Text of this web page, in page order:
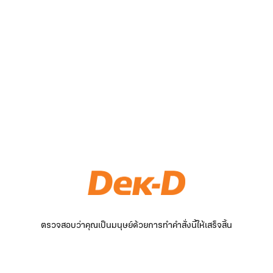
ตรวจสอบว่าคุณเป็นมนุษย์ด้วยการทำคำสั่งนี้ให้เสร็จสิ้น